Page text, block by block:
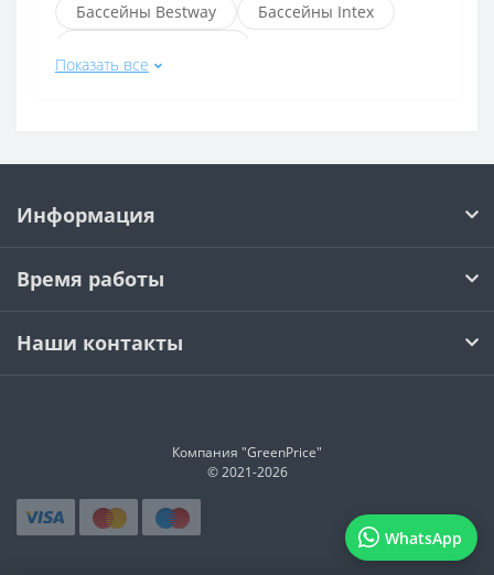
Бассейны Bestway
Бассейны Intex
Бассейны Bestway диаметр 305 см
Прямоугольные бассейны Bestway
Каркасные бассейны Bestway с лестницей
Надувные бассейны Bestway
Бассейны Bestway Steel Pro диаметр 305 см
Показать все
WhatsApp
Информация
Время работы
Наши контакты
Компания "GreenPrice"
© 2021-2026